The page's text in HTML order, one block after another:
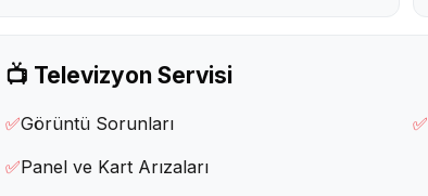
📺 Televizyon Servisi
✅Görüntü Sorunları ✅
✅Panel ve Kart Arızaları